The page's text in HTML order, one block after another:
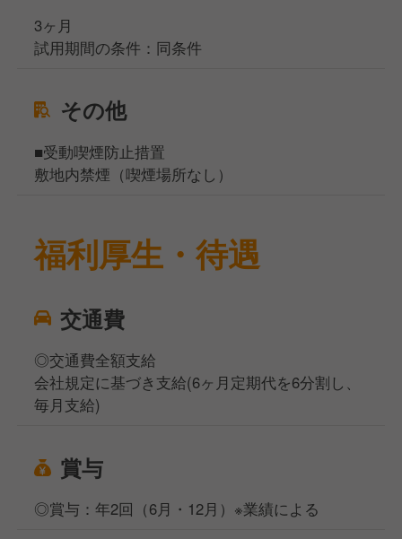
3ヶ月
試用期間の条件：同条件
その他
■受動喫煙防止措置
敷地内禁煙（喫煙場所なし）
福利厚生・待遇
交通費
◎交通費全額支給
会社規定に基づき支給(6ヶ月定期代を6分割し、
毎月支給)
賞与
◎賞与：年2回（6月・12月）※業績による